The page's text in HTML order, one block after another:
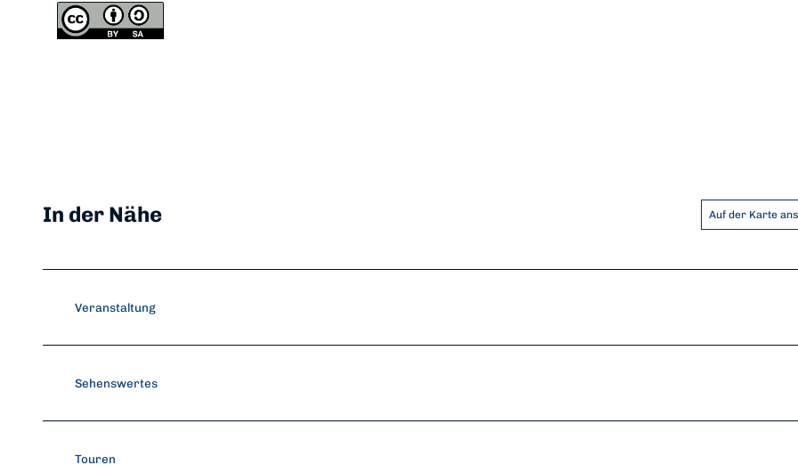
In der Nähe Auf der Karte
Veranstaltung
Sehenswertes
Touren